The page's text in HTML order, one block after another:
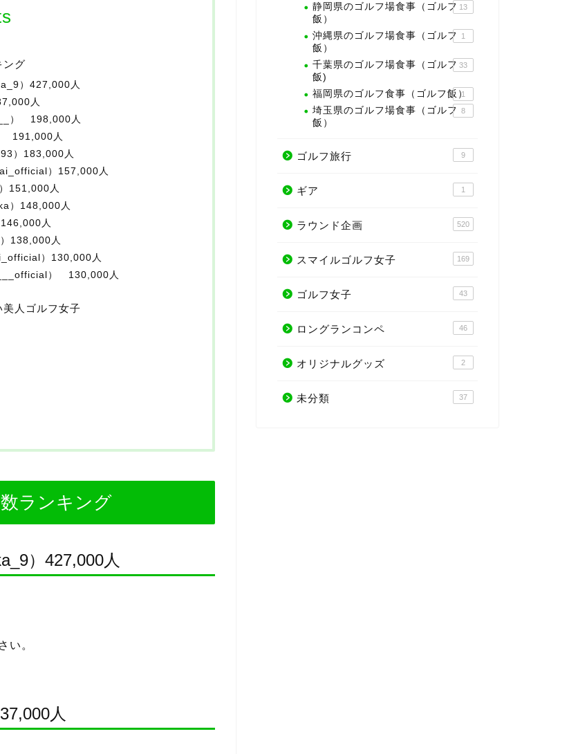
ング
）427,000人
人
） 198,000人
191,000人
）183,000人
）157,000人
151,000人
）148,000人
人
138,000人
）130,000人
） 130,000人
人ゴルフ女子
ランキング
）427,000人
い。
人
静岡県のゴルフ場食事（ゴルフ
飯）
13
沖縄県のゴルフ場食事（ゴルフ
飯）
1
千葉県のゴルフ場食事（ゴルフ
飯)
33
福岡県のゴルフ食事（ゴルフ飯）1
埼玉県のゴルフ場食事（ゴルフ
飯）
8
ゴルフ旅行 9
ギア 1
ラウンド企画 520
スマイルゴルフ女子 169
ゴルフ女子 43
ロングランコンペ 46
オリジナルグッズ 2
未分類 37